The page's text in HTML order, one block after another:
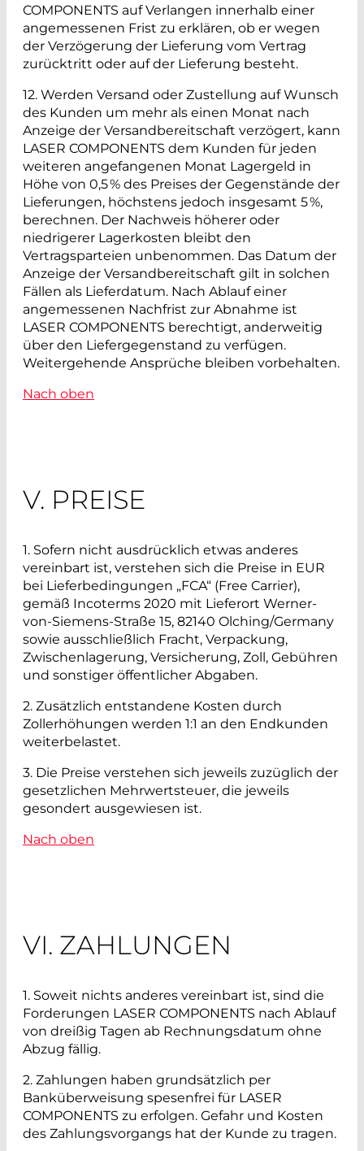
COMPONENTS auf Verlangen innerhalb einer
angemessenen Frist zu erklären, ob er wegen
der Verzögerung der Lieferung vom Vertrag
zurücktritt oder auf der Lieferung besteht.
12. Werden Versand oder Zustellung auf Wunsch
des Kunden um mehr als einen Monat nach
Anzeige der Versandbereitschaft verzögert, kann
LASER COMPONENTS dem Kunden für jeden
weiteren angefangenen Monat Lagergeld in
Höhe von 0,5 % des Preises der Gegenstände der
Lieferungen, höchstens jedoch insgesamt 5 %,
berechnen. Der Nachweis höherer oder
niedrigerer Lagerkosten bleibt den
Vertragsparteien unbenommen. Das Datum der
Anzeige der Versandbereitschaft gilt in solchen
Fällen als Lieferdatum. Nach Ablauf einer
angemessenen Nachfrist zur Abnahme ist
LASER COMPONENTS berechtigt, anderweitig
über den Liefergegenstand zu verfügen.
Weitergehende Ansprüche bleiben vorbehalten.
Nach oben
V. PREISE
1. Sofern nicht ausdrücklich etwas anderes
vereinbart ist, verstehen sich die Preise in EUR
bei Lieferbedingungen „FCA“ (Free Carrier),
gemäß Incoterms 2020 mit Lieferort Werner-
von-Siemens-Straße 15, 82140 Olching/Germany
sowie ausschließlich Fracht, Verpackung,
Zwischenlagerung, Versicherung, Zoll, Gebühren
und sonstiger öffentlicher Abgaben.
2. Zusätzlich entstandene Kosten durch
Zollerhöhungen werden 1:1 an den Endkunden
weiterbelastet.
3. Die Preise verstehen sich jeweils zuzüglich der
gesetzlichen Mehrwertsteuer, die jeweils
gesondert ausgewiesen ist.
Nach oben
VI. ZAHLUNGEN
1. Soweit nichts anderes vereinbart ist, sind die
Forderungen LASER COMPONENTS nach Ablauf
von dreißig Tagen ab Rechnungsdatum ohne
Abzug fällig.
2. Zahlungen haben grundsätzlich per
Banküberweisung spesenfrei für LASER
COMPONENTS zu erfolgen. Gefahr und Kosten
des Zahlungsvorgangs hat der Kunde zu tragen.